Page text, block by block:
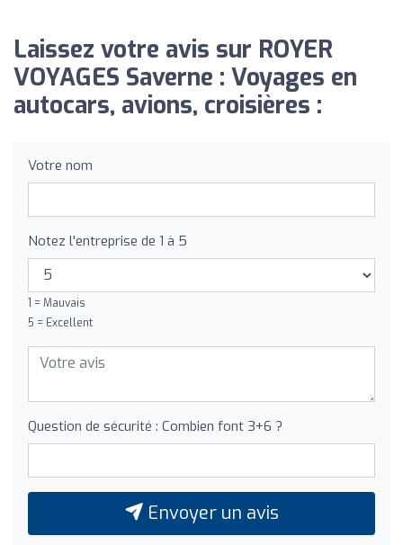
Laissez votre avis sur ROYER
VOYAGES Saverne : Voyages en
autocars, avions, croisières :
Votre nom
Notez l'entreprise de 1 à 5
1 = Mauvais
5 = Excellent
Question de sécurité : Combien font 3+6 ?
Envoyer un avis